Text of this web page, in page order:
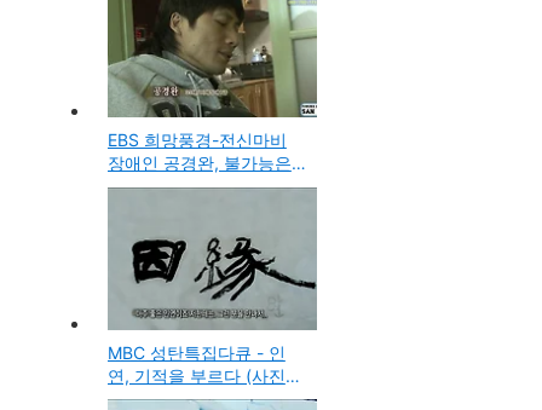
EBS 희망풍경-전신마비
장애인 공경완, 불가능은
없다
MBC 성탄특집다큐 - 인
연, 기적을 부르다 (사진보
기)